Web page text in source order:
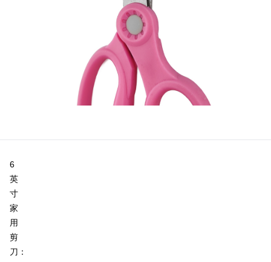
6
英
寸
家
用
剪
刀：